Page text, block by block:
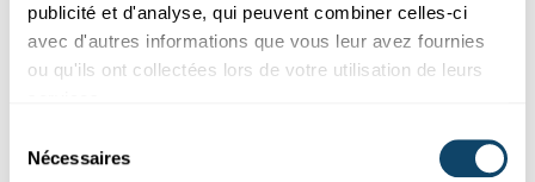
publicité et d'analyse, qui peuvent combiner celles-ci
avec d'autres informations que vous leur avez fournies
ou qu'ils ont collectées lors de votre utilisation de leurs
Nécessaires
Abonnez-vous à notre